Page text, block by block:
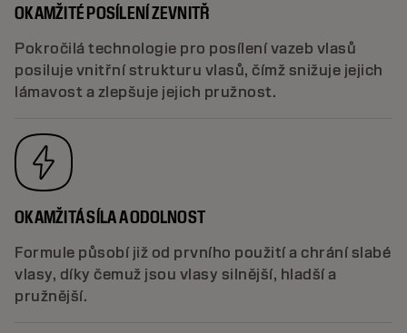
OKAMŽITÉ POSÍLENÍ ZEVNITŘ
Pokročilá technologie pro posílení vazeb vlasů
posiluje vnitřní strukturu vlasů, čímž snižuje jejich
lámavost a zlepšuje jejich pružnost.
OKAMŽITÁ SÍLA A ODOLNOST
Formule působí již od prvního použití a chrání slabé
vlasy, díky čemuž jsou vlasy silnější, hladší a
pružnější.